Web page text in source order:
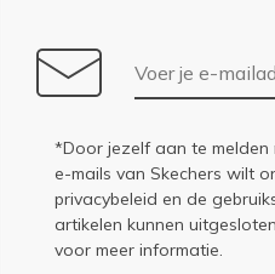
E-mailadres
*Door jezelf aan te
e-mails van Skechers wilt
privacybeleid en de
artikelen kunnen
voor meer informatie.